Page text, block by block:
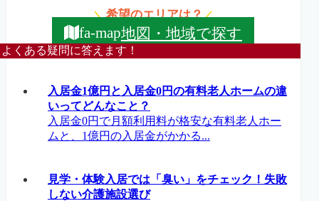
＼希望のエリアは？／
fa-map地図・地域で探す
よくある疑問に答えます！
入居金1億円と入居金0円の有料老人ホームの違
いってどんなこと？
入居金0円で月額利用料が格安な有料老人ホー
ムと、1億円の入居金がかかる...
見学・体験入居では「臭い」をチェック！失敗
しない介護施設選び